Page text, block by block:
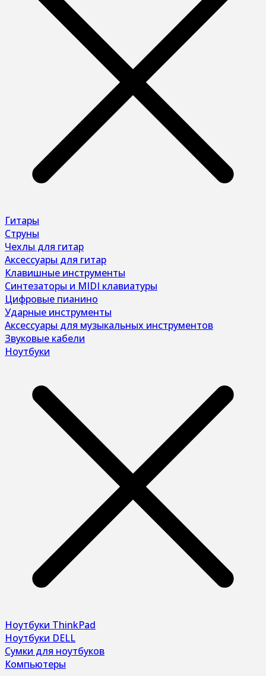
Гитары
Струны
Чехлы для гитар
Аксессуары для гитар
Клавишные инструменты
Синтезаторы и MIDI клавиатуры
Цифровые пианино
Ударные инструменты
Аксессуары для музыкальных инструментов
Звуковые кабели
Ноутбуки
Ноутбуки ThinkPad
Ноутбуки DELL
Сумки для ноутбуков
Компьютеры